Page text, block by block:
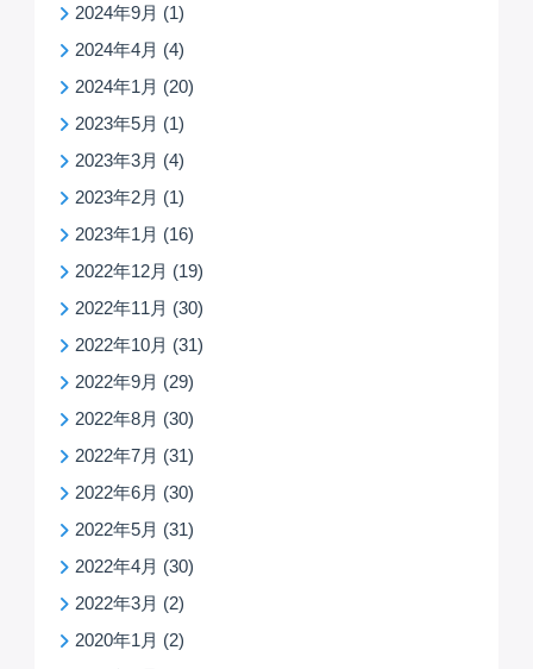
2024年9月 (1)
2024年4月 (4)
2024年1月 (20)
2023年5月 (1)
2023年3月 (4)
2023年2月 (1)
2023年1月 (16)
2022年12月 (19)
2022年11月 (30)
2022年10月 (31)
2022年9月 (29)
2022年8月 (30)
2022年7月 (31)
2022年6月 (30)
2022年5月 (31)
2022年4月 (30)
2022年3月 (2)
2020年1月 (2)